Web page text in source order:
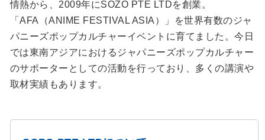
情熱から、2009年にSOZO PTE LTDを創業。
「AFA（ANIME FESTIVAL ASIA）」を世界有数のジャ
パニーズポップカルチャーイベントに育てました。今日
では東南アジアにおけるジャパニーズポップカルチャー
のサポーターとしての活動を行っており、多くの講演や
取材実績もあります。